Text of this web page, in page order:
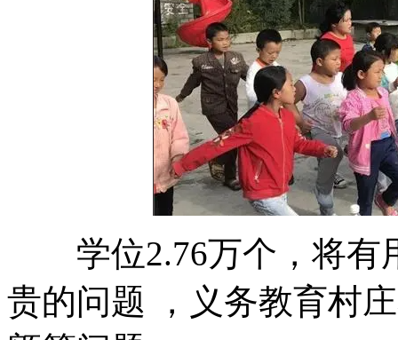
学位2.76万个，将
贵的问题 ，义务教育村庄弱